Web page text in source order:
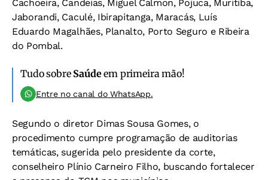
Cachoeira, Candeias, Miguel Calmon, Pojuca, Muritiba,
Jaborandi, Caculé, Ibirapitanga, Maracás, Luís
Eduardo Magalhães, Planalto, Porto Seguro e Ribeira
do Pombal.
Tudo sobre Saúdeem primeira mão!
Entre no canal do WhatsApp.
Segundo o diretor Dimas Sousa Gomes, o
procedimento cumpre programação de auditorias
temáticas, sugerida pelo presidente da corte,
conselheiro Plínio Carneiro Filho, buscando fortalecer